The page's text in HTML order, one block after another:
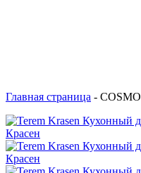
Главная страница - COSMO